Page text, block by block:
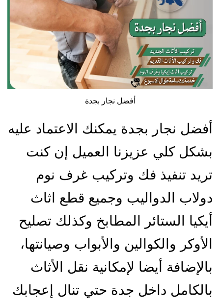
أفضل نجار بجدة
أفضل نجار بجدة يمكنك الاعتماد عليه
بشكل كلي عزيزنا العميل إن كنت
تريد تنفيذ فك وتركيب غرف نوم
دولاب الدواليب وجميع قطع اثاث
أيكيا الستائر المطابخ وكذلك تصليح
الأوكر والكوالين والأبواب وصيانتها،
بالإضافة أيضا لإمكانية نقل الأثاث
بالكامل داخل جدة حتي تنال إعجابك